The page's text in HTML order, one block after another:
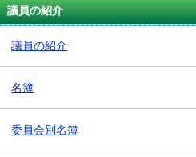
議員の紹介
議員の紹介
名簿
委員会別名簿